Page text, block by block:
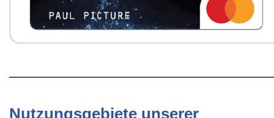
Nutzungsgebiete unserer